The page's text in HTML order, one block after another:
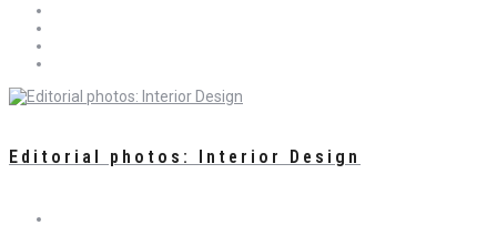
Editorial photos: Interior Design